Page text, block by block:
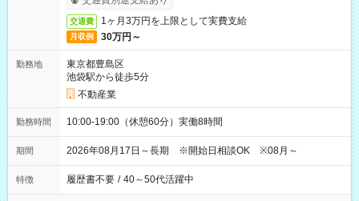
交通費 1ヶ月3万円を上限として実費支給
月収例 30万円～
勤務地
東京都豊島区
池袋駅から徒歩5分
不動産業
勤務時間 10:00-19:00（休憩60分）実働8時間
期間 2026年08月17日～長期 ※開始日相談OK ※08月～
特徴 履歴書不要 / 40～50代活躍中